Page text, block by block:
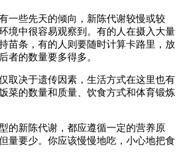
一些先天的倾向，新陈代谢较慢或较
境中很容易观察到。有的人在摄入大量
苗条，有的人则要随时计算卡路里，放
者的数量要多得多。
取决于遗传因素，生活方式在这里也有
菜的数量和质量、饮食方式和体育锻炼
的新陈代谢，都应遵循一定的营养原
量要少。你应该慢慢地吃，小心地把食